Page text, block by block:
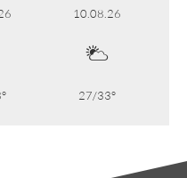
10.08.26
27/33°